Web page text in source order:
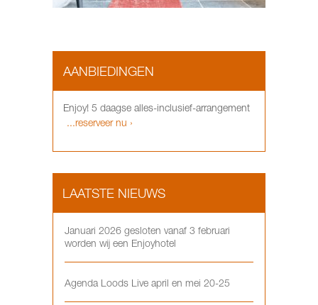
AANBIEDINGEN
Enjoy! 5 daagse alles-inclusief-arrangement
...reserveer nu ›
LAATSTE NIEUWS
Januari 2026 gesloten vanaf 3 februari
worden wij een Enjoyhotel
Agenda Loods Live april en mei 20-25